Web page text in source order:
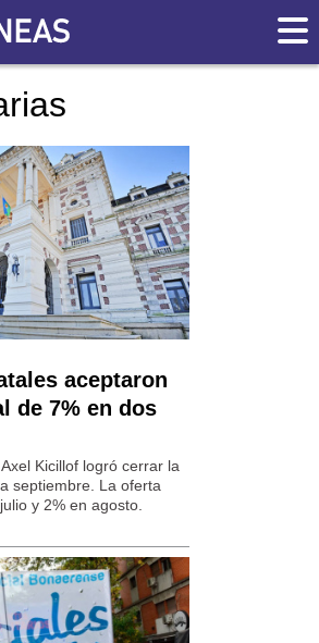
aceptaron
de 7% en dos
Kicillof logró cerrar la
septiembre. La oferta
y 2% en agosto.